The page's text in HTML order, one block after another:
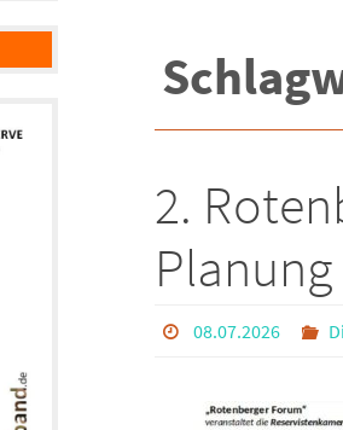
2.
Planung
08.07.2026